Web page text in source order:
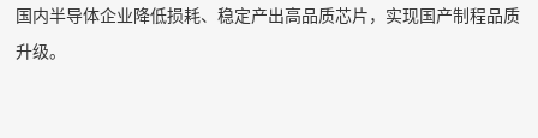
国内半导体企业降低损耗、稳定产出高品质芯片，实现国产制程品质
升级。